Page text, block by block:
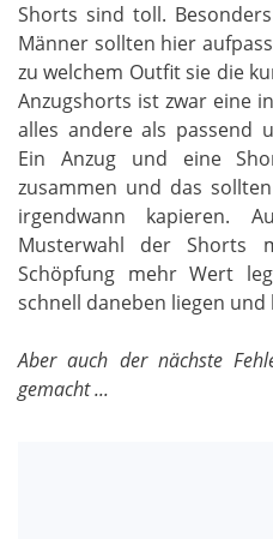
Shorts sind toll.
Männer sollten hier
zu welchem Outfit sie die
Anzugshorts ist zwar eine
alles andere als passend
Ein Anzug und eine
zusammen und das
irgendwann kapieren.
Musterwahl der Shorts
Schöpfung mehr Wert
schnell daneben liegen und
Aber auch der nächste
gemacht ...